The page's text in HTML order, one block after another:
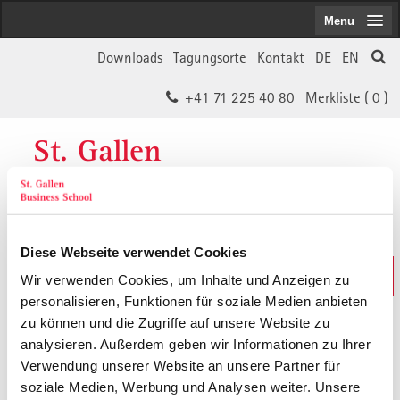
Diese Webseite verwendet Cookies
Wir verwenden Cookies, um Inhalte und Anzeigen zu
personalisieren, Funktionen für soziale Medien anbieten
zu können und die Zugriffe auf unsere Website zu
analysieren. Außerdem geben wir Informationen zu Ihrer
Verwendung unserer Website an unsere Partner für
soziale Medien, Werbung und Analysen weiter. Unsere
EN
DE
Kontakt
Tagungsorte
Downloads
Merkliste ( 0 )
+41 71 225 40 80
St. Gallen
Business School
Weiterbildungs-Suche
In 30 Sekunden das Passende finden
Menu
Der von Ihnen gesuchte Inhalt ist